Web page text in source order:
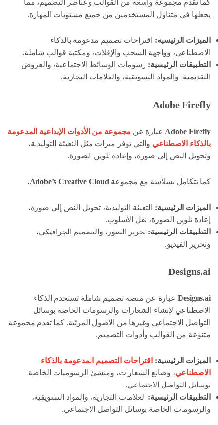
كما تقدم مجموعة واسعة من القوالب وعناصر التصميم، مما
يجعلها في متناول المستخدمين من جميع مستويات المهارة.
الميزات الرئيسية: اقتراحات تصميم مدعومة بالذكاء
الاصطناعي، وواجهة السحب والإفلات، ومكتبة قوالب شاملة.
التطبيقات الرئيسية: رسومات الوسائط الاجتماعية، والعروض
التقديمية، والمواد التسويقية، والعلامات التجارية.
Adobe Firefly
Adobe Firefly عبارة عن مجموعة من الأدوات الإبداعية المدعومة
بالذكاء الاصطناعي والتي توفر ميزات مثل التعبئة التوليدية،
وتحويل النص إلى صورة، وإعادة تلوين الصورة.
كما تتكامل بسلاسة مع مجموعة Adobe’s Creative Cloud.
الميزات الرئيسية: التعبئة التوليدية، تحويل النص إلى صورة،
إعادة تلوين الصورة، نقل الأسلوب.
التطبيقات الرئيسية: تحرير الصور، والتصميم الجرافيكي،
وتحرير الفيديو.
Designs.ai
Designs.ai عبارة عن منصة تصميم شاملة تستخدم الذكاء
الاصطناعي لإنشاء الشعارات والرسومات الخاصة بوسائل
التواصل الاجتماعي وغيرها من الأصول المرئية. كما تقدم مجموعة
متنوعة من القوالب وأدوات التصميم.
الميزات الرئيسية: اقتراحات التصميم المدعومة بالذكاء
الاصطناعي، وصانع الشعارات، ومنشئ الرسوميات الخاصة
بوسائل التواصل الاجتماعي.
التطبيقات الرئيسية: العلامات التجارية، والمواد التسويقية،
والرسومات الخاصة بوسائل التواصل الاجتماعي.